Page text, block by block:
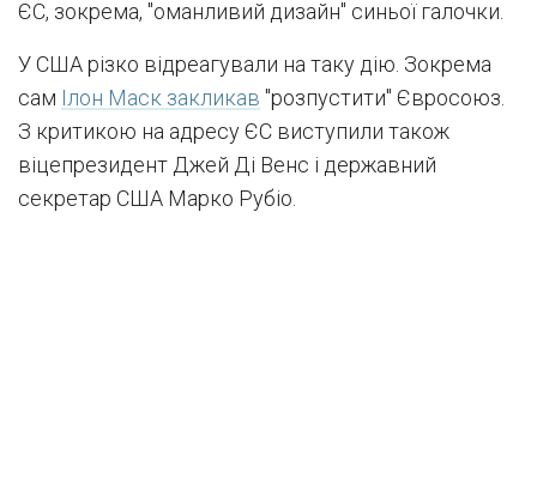
ЄС, зокрема, "оманливий дизайн" синьої галочки.
У США різко відреагували на таку дію. Зокрема
сам Ілон Маск закликав "розпустити" Євросоюз.
З критикою на адресу ЄС виступили також
віцепрезидент Джей Ді Венс і державний
секретар США Марко Рубіо.